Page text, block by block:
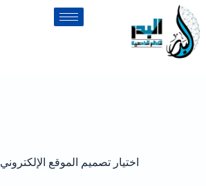
اختيار تصميم الموقع الإلكتروني